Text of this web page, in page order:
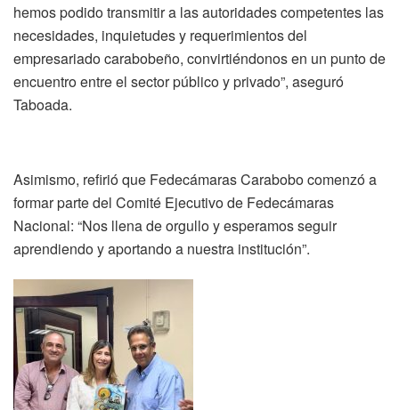
hemos podido transmitir a las autoridades competentes las
necesidades, inquietudes y requerimientos del
empresariado carabobeño, convirtiéndonos en un punto de
encuentro entre el sector público y privado”, aseguró
Taboada.
Asimismo, refirió que Fedecámaras Carabobo comenzó a
formar parte del Comité Ejecutivo de Fedecámaras
Nacional: “Nos llena de orgullo y esperamos seguir
aprendiendo y aportando a nuestra institución”.